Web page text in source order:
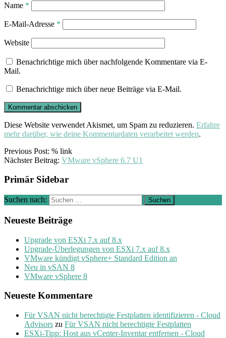
Name *
E-Mail-Adresse *
Website
Benachrichtige mich über nachfolgende Kommentare via E-
Mail.
Benachrichtige mich über neue Beiträge via E-Mail.
Diese Website verwendet Akismet, um Spam zu reduzieren. Erfahre
mehr darüber, wie deine Kommentardaten verarbeitet werden.
Previous Post: % link
Nächster Beitrag: VMware vSphere 6.7 U1
Primär Sidebar
Suchen nach:
Neueste Beiträge
Upgrade von ESXi 7.x auf 8.x
Upgrade-Überlegungen von ESXi 7.x auf 8.x
VMware kündigt vSphere+ Standard Edition an
Neu in vSAN 8
VMware vSphere 8
Neueste Kommentare
Für VSAN nicht berechtigte Festplatten identifizieren - Cloud
Advisors zu Für VSAN nicht berechtigte Festplatten
ESXi-Tipp: Host aus vCenter-Inventar entfernen - Cloud